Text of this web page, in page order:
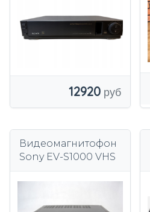
12920
Видеомагнитофон
Sony EV-S1000 VHS